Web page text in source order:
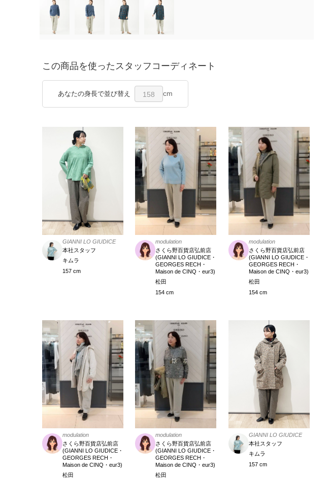
この商品を使ったスタッフコーディネート
あなたの身長で並び替え 158 cm
GIANNI LO GIUDICE
本社スタッフ
キムラ
157 cm
modulation
さくら野百貨店弘前店
(GIANNI LO GIUDICE・
GEORGES RECH・
Maison de CINQ・eur3)
松田
154 cm
modulation
さくら野百貨店弘前店
(GIANNI LO GIUDICE・
GEORGES RECH・
Maison de CINQ・eur3)
松田
154 cm
modulation
さくら野百貨店弘前店
(GIANNI LO GIUDICE・
GEORGES RECH・
Maison de CINQ・eur3)
松田
modulation
さくら野百貨店弘前店
(GIANNI LO GIUDICE・
GEORGES RECH・
Maison de CINQ・eur3)
松田
GIANNI LO GIUDICE
本社スタッフ
キムラ
157 cm